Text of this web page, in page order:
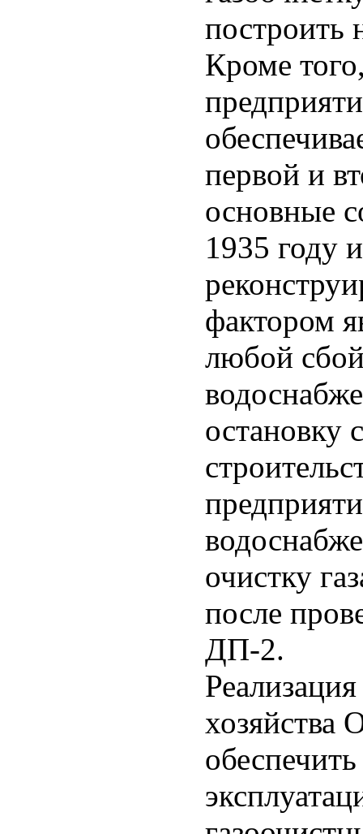
построить
Кроме
первой и
основные
1935 году
фактором
любой
остановку
очистку
после
ДП-2.
хозяйства